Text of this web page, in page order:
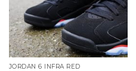
JORDAN 6 INFRA RED